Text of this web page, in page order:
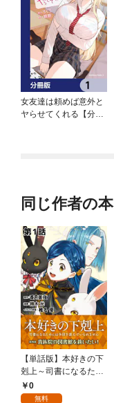
女友達は頼めば意外と
ヤらせてくれる【分冊
同じ作者の本
【単話版】本好きの下
剋上～司書になるため
には手段を選んでいら
れません～第四部「貴
0
無料